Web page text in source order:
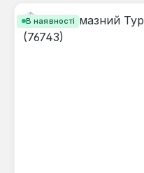
В наявності